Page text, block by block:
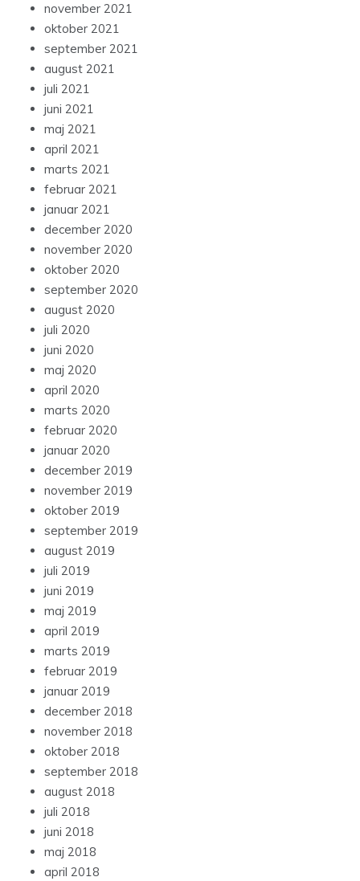
november 2021
oktober 2021
september 2021
august 2021
juli 2021
juni 2021
maj 2021
april 2021
marts 2021
februar 2021
januar 2021
december 2020
november 2020
oktober 2020
september 2020
august 2020
juli 2020
juni 2020
maj 2020
april 2020
marts 2020
februar 2020
januar 2020
december 2019
november 2019
oktober 2019
september 2019
august 2019
juli 2019
juni 2019
maj 2019
april 2019
marts 2019
februar 2019
januar 2019
december 2018
november 2018
oktober 2018
september 2018
august 2018
juli 2018
juni 2018
maj 2018
april 2018